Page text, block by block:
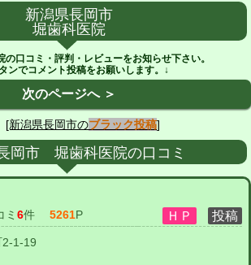
新潟県長岡市
堀歯科医院
の口コミ・評判・レビューをお知らせ下さい。
ンでコメント投稿をお願いします。↓
次のページへ ＞
[新潟県長岡市のブラック投稿]
岡市 堀歯科医院の口コミ
6件 5261P
2-1-19